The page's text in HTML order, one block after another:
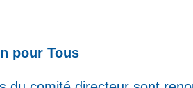
pour Tous